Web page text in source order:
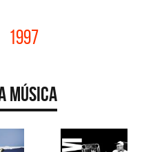
1997
Música